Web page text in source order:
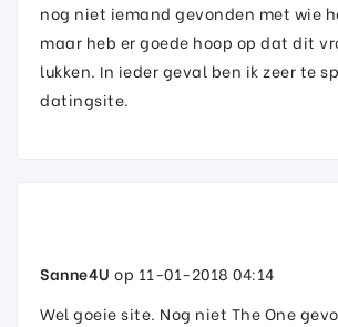
nog niet iemand gevonden met wie
maar heb er goede hoop op dat dit
lukken. In ieder geval ben ik zeer te
datingsite.
Sanne4U op 11-01-2018 04:14
Wel goeie site. Nog niet The One